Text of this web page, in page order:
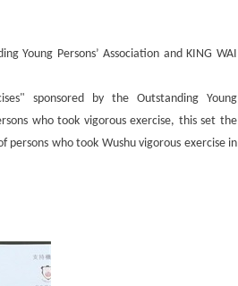
Young Persons’ Association and KING WAI
sponsored by the Outstanding Young
who took vigorous exercise, this set the
who took Wushu vigorous exercise in